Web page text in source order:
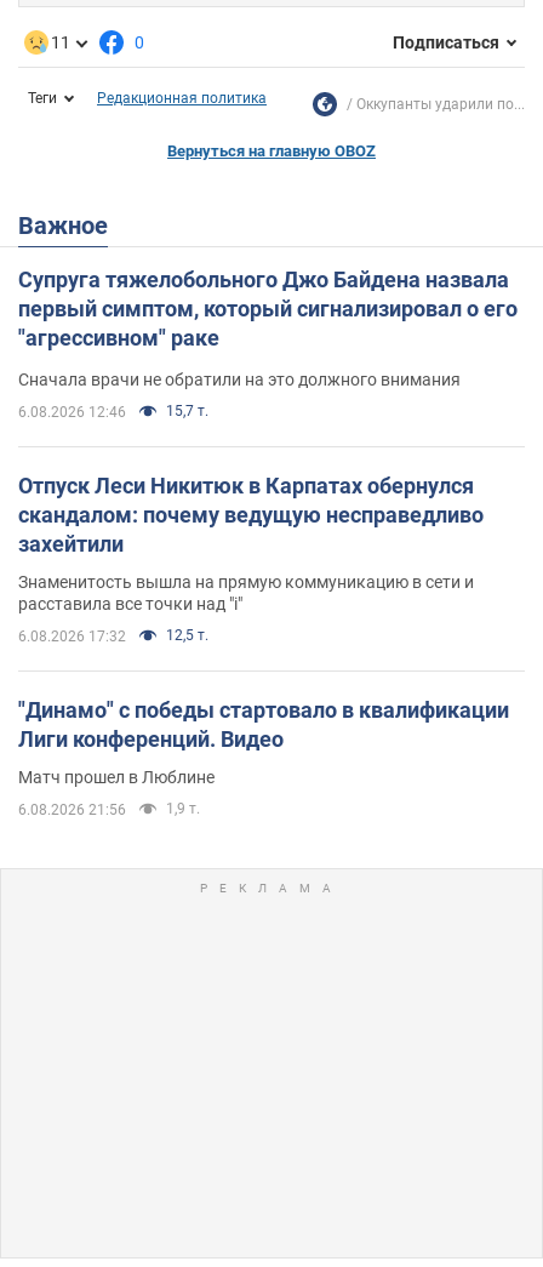
11 0 Подписаться
Теги Редакционная политика Оккупанты ударили по...
Вернуться на главную OBOZ
Важное
Супруга тяжелобольного Джо Байдена назвала
первый симптом, который сигнализировал о его
"агрессивном" раке
Сначала врачи не обратили на это должного внимания
6.08.2026 12:46 15,7 т.
Отпуск Леси Никитюк в Карпатах обернулся
скандалом: почему ведущую несправедливо
захейтили
Знаменитость вышла на прямую коммуникацию в сети и
расставила все точки над "i"
6.08.2026 17:32 12,5 т.
"Динамо" с победы стартовало в квалификации
Лиги конференций. Видео
Матч прошел в Люблине
6.08.2026 21:56 1,9 т.